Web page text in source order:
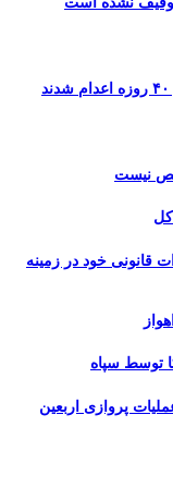
قانونی خود در زمینه
پروازی اربعین